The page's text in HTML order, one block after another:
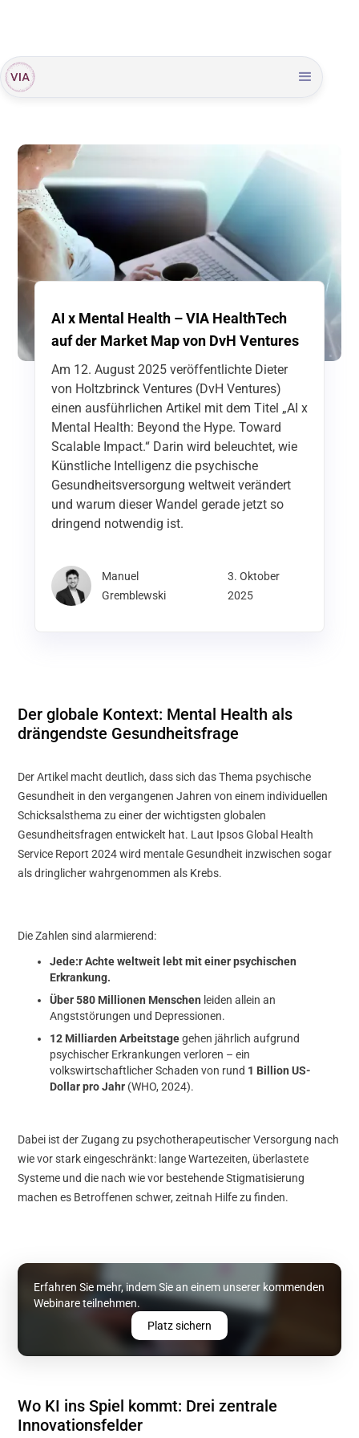
AI x Mental Health – VIA HealthTech
auf der Market Map von DvH Ventures
Am 12. August 2025 veröffentlichte Dieter
von Holtzbrinck Ventures (DvH Ventures)
einen ausführlichen Artikel mit dem Titel „AI x
Mental Health: Beyond the Hype. Toward
Scalable Impact.“ Darin wird beleuchtet, wie
Künstliche Intelligenz die psychische
Gesundheitsversorgung weltweit verändert
und warum dieser Wandel gerade jetzt so
dringend notwendig ist.
Manuel
Gremblewski
3. Oktober
2025
Der globale Kontext: Mental Health als
drängendste Gesundheitsfrage
Der Artikel macht deutlich, dass sich das Thema psychische
Gesundheit in den vergangenen Jahren von einem individuellen
Schicksalsthema zu einer der wichtigsten globalen
Gesundheitsfragen entwickelt hat. Laut Ipsos Global Health
Service Report 2024 wird mentale Gesundheit inzwischen sogar
als dringlicher wahrgenommen als Krebs.
Die Zahlen sind alarmierend:
Jede:r Achte weltweit lebt mit einer psychischen
Erkrankung.
Über 580 Millionen Menschen leiden allein an
Angststörungen und Depressionen.
12 Milliarden Arbeitstagegehen jährlich aufgrund
psychischer Erkrankungen verloren – ein
volkswirtschaftlicher Schaden von rund 1 Billion US-
Dollar pro Jahr (WHO, 2024).
Dabei ist der Zugang zu psychotherapeutischer Versorgung nach
wie vor stark eingeschränkt: lange Wartezeiten, überlastete
Systeme und die nach wie vor bestehende Stigmatisierung
machen es Betroffenen schwer, zeitnah Hilfe zu finden.
Erfahren Sie mehr, indem Sie an einem unserer kommenden
Webinare teilnehmen.
Platz sichern
Wo KI ins Spiel kommt: Drei zentrale
Innovationsfelder